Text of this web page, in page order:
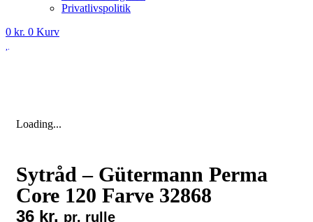
Privatlivspolitik
0 kr. 0 Kurv
Loading...
Sytråd – Gütermann Perma
Core 120 Farve 32868
36 kr. pr. rulle